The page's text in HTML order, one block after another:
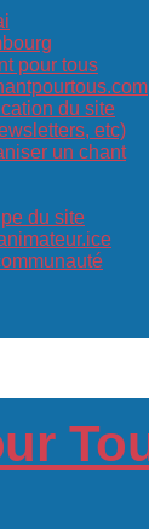
pour tous
du site
etc)
un chant
du site